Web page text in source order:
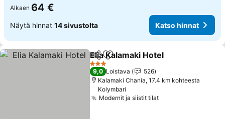
Alkaen 64 €
Näytä hinnat 14 sivustolta Katso hinnat
Jaa Lisää suosikkeihin
Elia Kalamaki Hotel
3 Tähtiluokitus
9,0 Loistava
526
Kalamaki Chania, 17.4 km kohteesta
Kolymbari
Modernit ja siistit tilatKatso hinnat